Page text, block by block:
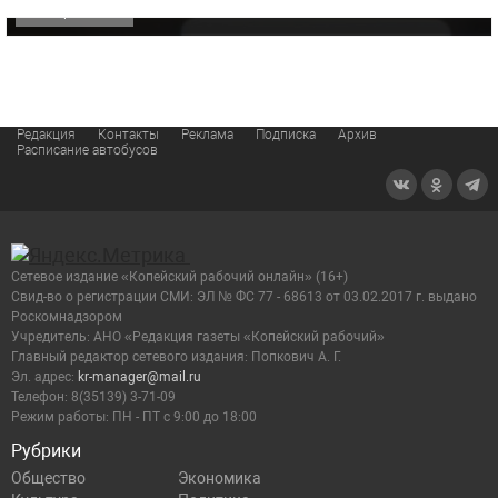
Редакция Контакты Реклама Подписка
Архив
Расписание автобусов
Рубрики
Общество
Экономика
Сетевое издание «Копейский рабочий онлайн» (16+)
Cвид-во о регистрации СМИ: ЭЛ № ФС 77 - 68613 от 03.02.2017 г. выдано
Роскомнадзором
Учредитель: АНО «Редакция газеты «Копейский рабочий»
Главный редактор сетевого издания: Попкович А. Г.
Эл. адрес: kr-manager@mail.ru
Телефон: 8(35139) 3-71-09
Режим работы: ПН - ПТ с 9:00 до 18:00